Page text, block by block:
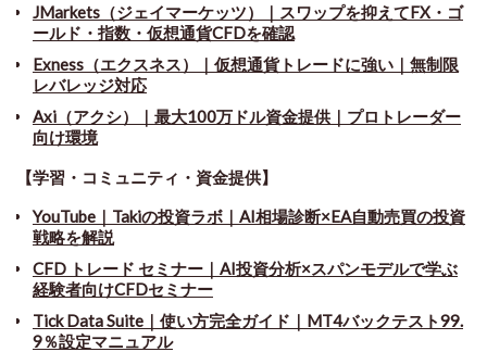
JMarkets（ジェイマーケッツ）｜スワップを抑えてFX・ゴ
ールド・指数・仮想通貨CFDを確認
Exness（エクスネス）｜仮想通貨トレードに強い｜無制限
レバレッジ対応
Axi（アクシ）｜最大100万ドル資金提供｜プロトレーダー
向け環境
【学習・コミュニティ・資金提供】
YouTube｜Takiの投資ラボ｜AI相場診断×EA自動売買の投資
戦略を解説
CFD トレード セミナー ｜ AI投資分析×スパンモデルで学ぶ
経験者向けCFDセミナー
Tick Data Suite ｜ 使い方完全ガイド｜MT4バックテスト99.
9％設定マニュアル